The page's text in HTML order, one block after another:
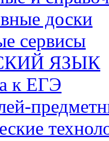
доски
сервисы
ЯЗЫК
к ЕГЭ